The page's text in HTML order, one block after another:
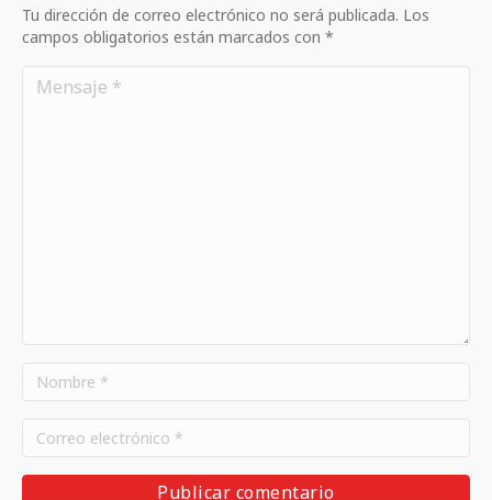
Tu dirección de correo electrónico no será publicada. Los
campos obligatorios están marcados con *